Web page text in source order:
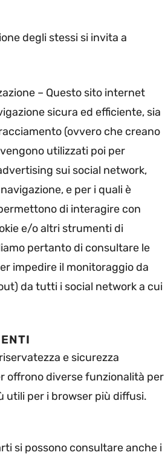
degli stessi si invita a
– Questo sito internet
sicura ed efficiente, sia
(ovvero che creano
utilizzati poi per
sui social network,
e per i quali è
di interagire con
e/o altri strumenti di
pertanto di consultare le
impedire il monitoraggio da
da tutti i social network a cui
e sicurezza
offrono diverse funzionalità per
utili per i browser più diffusi.
si possono consultare anche i